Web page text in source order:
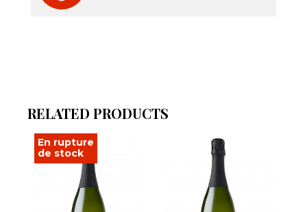
RELATED PRODUCTS
En rupture
de stock